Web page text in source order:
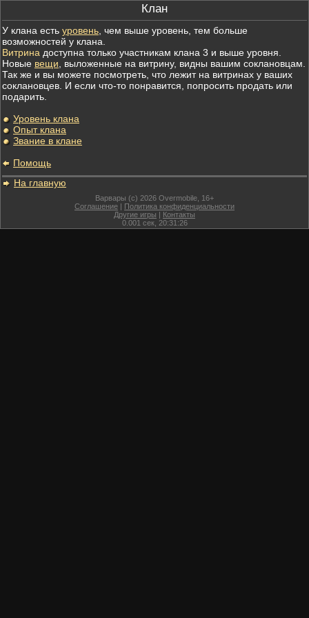
Клан
У клана есть уровень , чем выше уровень, тем больше
возможностей у клана.
Витрина доступна только участникам клана 3 и выше уровня.
Новые вещи , выложенные на витрину, видны вашим соклановцам.
Так же и вы можете посмотреть, что лежит на витринах у ваших
соклановцев. И если что-то понравится, попросить продать или
подарить.
Уровень клана
Опыт клана
Звание в клане
Помощь
На главную
Варвары (c) 2026 Overmobile, 16+
Соглашение | Политика конфиденциальности
Другие игры | Контакты
0.001 сек, 20:31:26